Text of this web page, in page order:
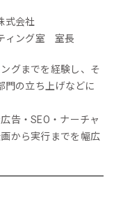
式会社
ィング室 室長
グまでを経験し、そ
門の立ち上げなどに
告・SEO・ナーチャ
から実行までを幅広